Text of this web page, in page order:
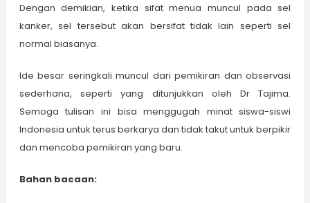
Dengan demikian, ketika sifat menua muncul pada sel
kanker, sel tersebut akan bersifat tidak lain seperti sel
normal biasanya.
Ide besar seringkali muncul dari pemikiran dan observasi
sederhana, seperti yang ditunjukkan oleh Dr Tajima.
Semoga tulisan ini bisa menggugah minat siswa-siswi
Indonesia untuk terus berkarya dan tidak takut untuk berpikir
dan mencoba pemikiran yang baru.
Bahan bacaan: